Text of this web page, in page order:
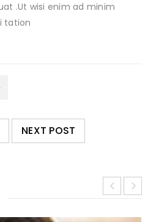
.Ut wisi enim ad minim
tation
NEXT POST